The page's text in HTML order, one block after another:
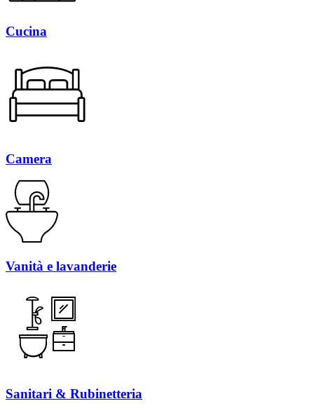
Cucina
Camera
Vanità e lavanderie
Sanitari & Rubinetteria